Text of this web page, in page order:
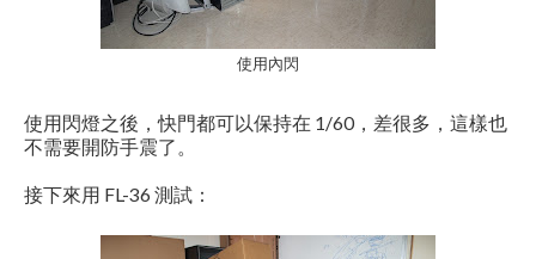
使用內閃
使用閃燈之後，快門都可以保持在 1/60，差很多，這樣也
不需要開防手震了。
接下來用 FL-36 測試：